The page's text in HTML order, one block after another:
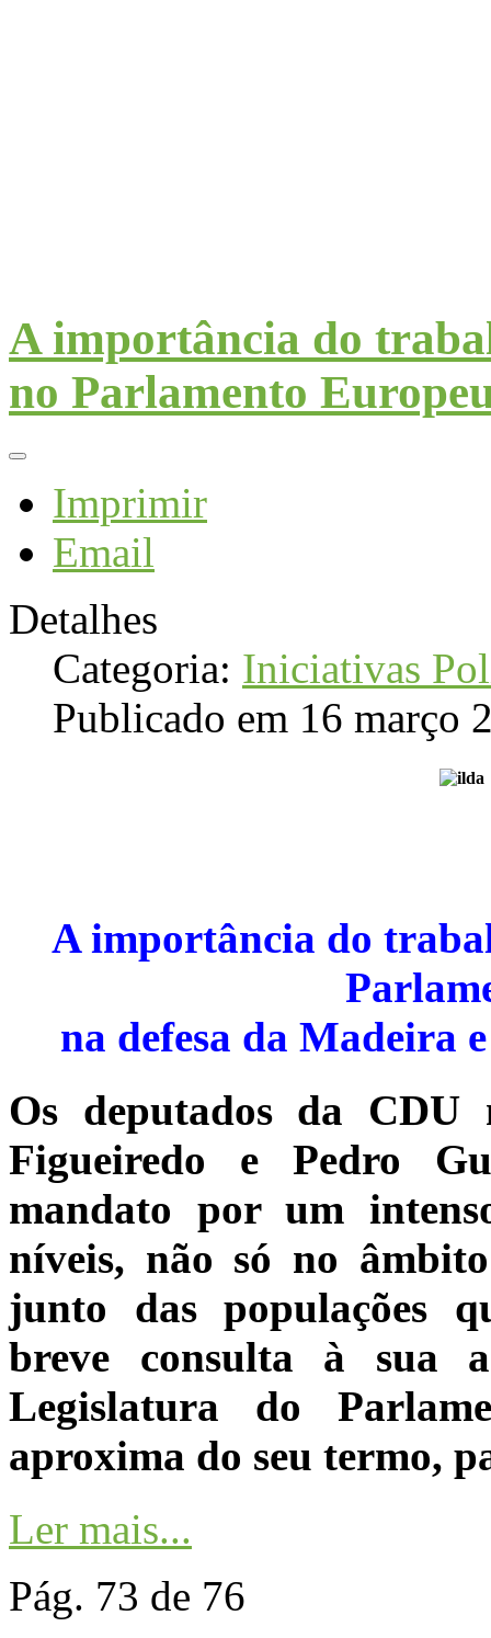
A importância do
no Parlamento
Imprimir
Email
Detalhes
Categoria: Iniciativas
Publicado em 16 março
A importância do
na defesa da Madeira
Os deputados da CDU
Figueiredo e Pedro
mandato por um
níveis, não só no
junto das populações
breve consulta à sua
Legislatura do
aproxima do seu termo,
Ler mais...
Pág. 73 de 76